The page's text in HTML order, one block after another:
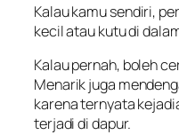
Kalau kamu sendiri,
kecil atau kutu di
Kalau pernah, boleh
Menarik juga
karena ternyata
terjadi di dapur.